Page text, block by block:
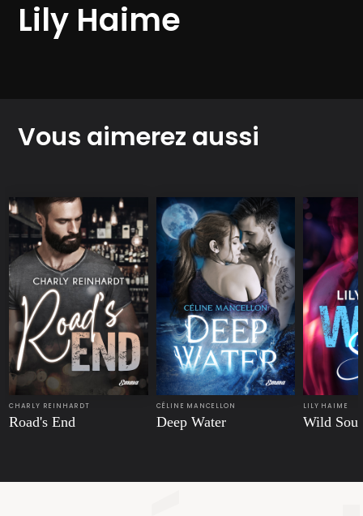
Lily Haime
Vous aimerez aussi
CHARLY REINHARDT
Road's End
CÉLINE MANCELLON
Deep Water
LILY HAIME
Wild Soul